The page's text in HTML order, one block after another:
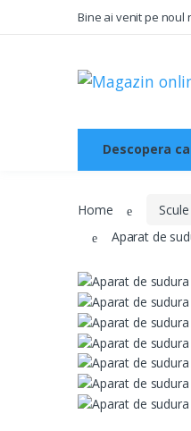
Bine ai venit pe noul
Sisteme de securitate si
automatizari
Electrice , surse de
Televiziune , CATV , video ,
Scule si dispozitive
Sisteme fotovoltaice
Descopera
Home
Aparat de